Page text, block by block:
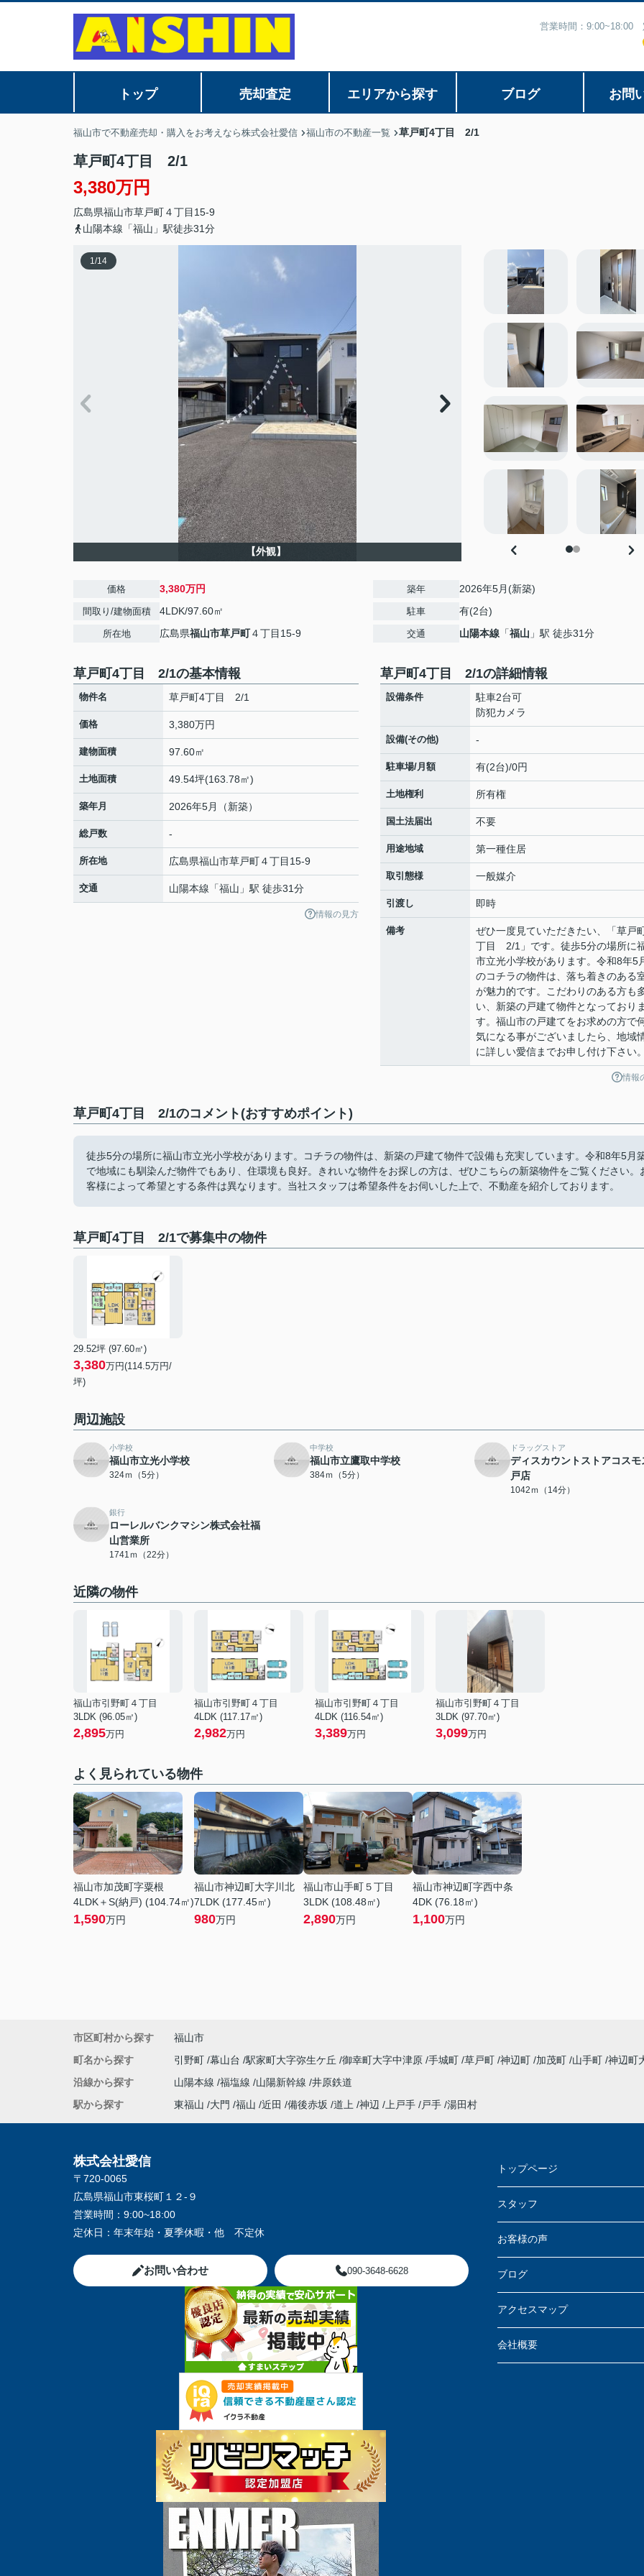
営業時間：9:00~18:00
トップ 売却査定 エリアから探す ブログ お問
福山市で不動産売却・購入をお考えなら株式会社愛信 福山市の不動産一覧 草戸町4丁目 2/1
草戸町4丁目 2/1
3,380万円
広島県福山市草戸町４丁目15-9
山陽本線「福山」駅徒歩31分
1/14
【外観】
価格 3,380万円
間取り/建物面積 4LDK/97.60㎡
所在地 広島県福山市草戸町４丁目15-9
築年 2026年5月(新築)
駐車 有(2台)
交通 山陽本線 「福山 」駅 徒歩31分
草戸町4丁目 2/1の基本情報
物件名 草戸町4丁目 2/1
価格 3,380万円
建物面積 97.60㎡
土地面積 49.54坪(163.78㎡)
築年月 2026年5月（新築）
総戸数 -
所在地 広島県福山市草戸町４丁目15-9
交通 山陽本線 「福山 」駅 徒歩31分
情報の見方
草戸町4丁目 2/1の詳細情報
設備条件
駐車2台可
防犯カメラ
設備(その他) -
駐車場/月額 有(2台)/0円
土地権利 所有権
国土法届出 不要
用途地域 第一種住居
取引態様 一般媒介
引渡し 即時
備考
ぜひ一度見ていただきたい、「草戸
丁目 2/1」です。徒歩5分の場所に
市立光小学校があります。令和8年5
のコチラの物件は、落ち着きのある
が魅力的です。こだわりのある方も
い、新築の戸建て物件となっており
す。福山市の戸建てをお求めの方で
気になる事がございましたら、地域
に詳しい愛信までお申し付け下さい
情報
草戸町4丁目 2/1のコメント(おすすめポイント)
徒歩5分の場所に福山市立光小学校があります。コチラの物件は、新築の戸建て物件で設備も充実しています。令和8年5月
で地域にも馴染んだ物件でもあり、住環境も良好。きれいな物件をお探しの方は、ぜひこちらの新築物件をご覧ください。
客様によって希望とする条件は異なります。当社スタッフは希望条件をお伺いした上で、不動産を紹介しております。
草戸町4丁目 2/1で募集中の物件
29.52坪 (97.60㎡)
3,380万円(114.5万円/
坪)
周辺施設
小学校
福山市立光小学校
324ｍ（5分）
中学校
福山市立鷹取中学校
384ｍ（5分）
ドラッグストア
ディスカウントストアコスモ
戸店
1042ｍ（14分）
銀行
ローレルバンクマシン株式会社福
山営業所
1741ｍ（22分）
近隣の物件
福山市引野町４丁目
3LDK (96.05㎡)
2,895万円
福山市引野町４丁目
4LDK (117.17㎡)
2,982万円
福山市引野町４丁目
4LDK (116.54㎡)
3,389万円
福山市引野町４丁目
3LDK (97.70㎡)
3,099万円
よく見られている物件
福山市加茂町字粟根
4LDK＋S(納戸) (104.74㎡)
1,590万円
福山市神辺町大字川北
7LDK (177.45㎡)
980万円
福山市山手町５丁目
3LDK (108.48㎡)
2,890万円
福山市神辺町字西中条
4DK (76.18㎡)
1,100万円
市区町村から探す
福山市
町名から探す
引野町 幕山台 駅家町大字弥生ケ丘 御幸町大字中津原 手城町 草戸町 神辺町 加茂町 山手町 神辺町
沿線から探す
山陽本線 福塩線 山陽新幹線 井原鉄道
駅から探す
東福山 大門 福山 近田 備後赤坂 道上 神辺 上戸手 戸手 湯田村
株式会社愛信
〒720-0065
広島県福山市東桜町１２-９
営業時間： 9:00~18:00
定休日： 年末年始・夏季休暇・他 不定休
お問い合わせ 090-3648-6628
トップページ
スタッフ
お客様の声
ブログ
アクセスマップ
会社概要